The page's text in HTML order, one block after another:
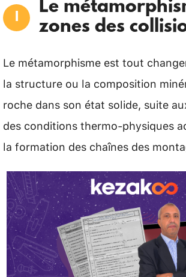
Le
zones des
Le métamorphisme est tout
la structure ou la composition
roche dans son état solide, suite
des conditions thermo-physiques
la formation des chaînes des